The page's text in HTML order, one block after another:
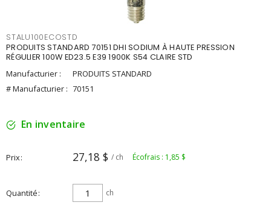
STALU100ECOSTD
PRODUITS STANDARD 70151 DHI SODIUM À HAUTE PRESSION
RÉGULIER 100W ED23.5 E39 1900K S54 CLAIRE STD
Manufacturier :
PRODUITS STANDARD
# Manufacturier : 70151
En inventaire
Prix 27,18 $ / ch Écofrais : 1,85 $
Quantité ch